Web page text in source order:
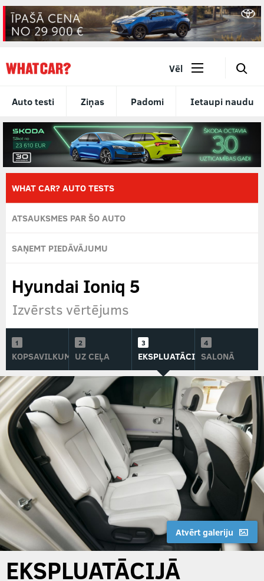
Auto testi Ziņas Padomi Ietaupi naudu
Vēl 🔎
WHAT CAR? AUTO TESTS
ATSAUKSMES PAR ŠO AUTO
SAŅEMT PIEDĀVĀJUMU
Hyundai Ioniq 5
Izvērsts vērtējums
KOPSAVILKUMSUZ CEĻA EKSPLUATĀCIJĀSALONĀ
Atvērt galeriju
EKSPLUATĀCIJĀ